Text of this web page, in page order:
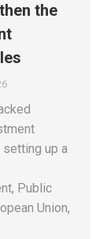
the
up a
Public
Union,